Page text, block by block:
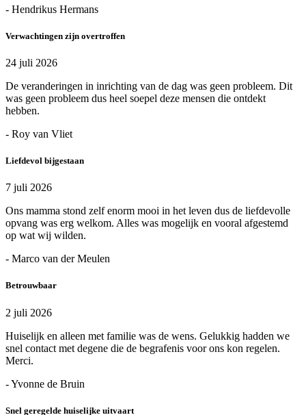
- Hendrikus Hermans
Verwachtingen zijn overtroffen
24 juli 2026
De veranderingen in inrichting van de dag was geen probleem. Dit
was geen probleem dus heel soepel deze mensen die ontdekt
hebben.
- Roy van Vliet
Liefdevol bijgestaan
7 juli 2026
Ons mamma stond zelf enorm mooi in het leven dus de liefdevolle
opvang was erg welkom. Alles was mogelijk en vooral afgestemd
op wat wij wilden.
- Marco van der Meulen
Betrouwbaar
2 juli 2026
Huiselijk en alleen met familie was de wens. Gelukkig hadden we
snel contact met degene die de begrafenis voor ons kon regelen.
Merci.
- Yvonne de Bruin
Snel geregelde huiselijke uitvaart